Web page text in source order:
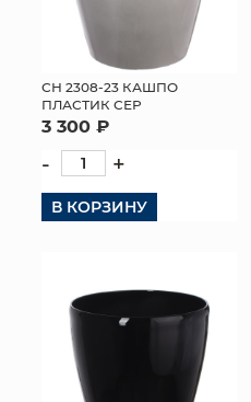
СН 2308-23 КАШПО
ПЛАСТИК СЕР
3 300 ₽
- +
В КОРЗИНУ